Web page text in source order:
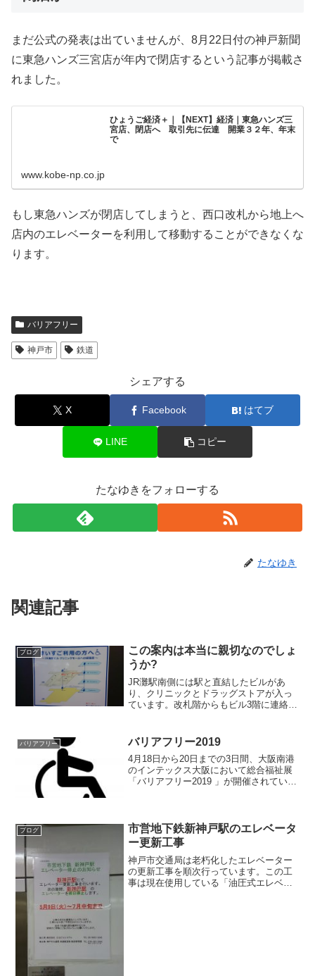
まだ公式の発表は出ていませんが、8月22日付の神戸新聞
に東急ハンズ三宮店が年内で閉店するという記事が掲載さ
れました。
ひょうご経済＋｜【NEXT】経済｜東急ハンズ三
宮店、閉店へ 取引先に伝達 開業３２年、年末
で
www.kobe-np.co.jp
もし東急ハンズが閉店してしまうと、西口改札から地上へ
店内のエレベーターを利用して移動することができなくな
ります。
バリアフリー
神戸市 鉄道
シェアする
X Facebook はてブ
LINE コピー
たなゆきをフォローする
たなゆき
関連記事
ブログ
この案内は本当に親切なのでしょ
うか?
JR灘駅南側には駅と直結したビルがあ
り、クリニックとドラッグストアが入っ
ています。改札階からもビル3階に連絡通
ました。エレベーターでいったん1階に降
りて、駅ビルの入り口...
バリアフリー バリアフリー2019
4月18日から20日までの3日間、大阪南港
のインテックス大阪において総合福祉展
「バリアフリー2019 」が開催されていま
トを買い替え...
ブログ
市営地下鉄新神戸駅のエレベータ
ー更新工事
神戸市交通局は老朽化したエレベーター
の更新工事を順次行っています。この工
事は現在使用している「油圧式エレベー